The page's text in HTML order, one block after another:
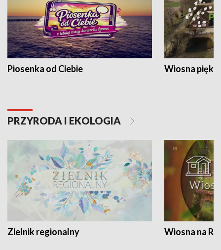
Piosenka od Ciebie Wiosna
PRZYRODA I EKOLOGIA
Zielnik regionalny Wiosna na